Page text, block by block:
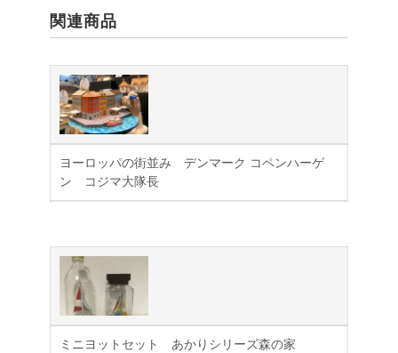
関連商品
ヨーロッパの街並み デンマーク コペンハーゲ
ン コジマ大隊長
ミニヨットセット あかりシリーズ森の家